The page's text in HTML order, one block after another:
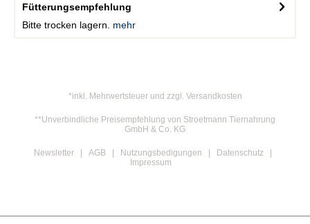
Fütterungsempfehlung
Bitte trocken lagern.
mehr
*inkl. Mehrwertsteuer und zzgl. Versandkosten
**Unverbindliche Preisempfehlung von Stroetmann Tiernahrung
GmbH & Co. KG
Newsletter AGB Nutzungsbedigungen
Datenschutz
Impressum